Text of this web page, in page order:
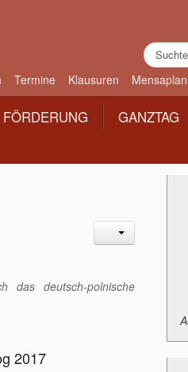
Suchen
...
Termine Klausuren Mensaplan
FÖRDERUNG GANZTAG
das deutsch-polnische
2017